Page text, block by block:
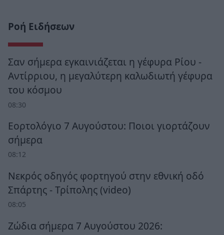
Ροή Ειδήσεων
Σαν σήμερα εγκαινιάζεται η γέφυρα Ρίου -
Αντίρριου, η μεγαλύτερη καλωδιωτή γέφυρα
του κόσμου
08:30
Εορτολόγιο 7 Αυγούστου: Ποιοι γιορτάζουν
σήμερα
08:12
Νεκρός οδηγός φορτηγού στην εθνική οδό
Σπάρτης - Τρίπολης (video)
08:05
Ζώδια σήμερα 7 Αυγούστου 2026: